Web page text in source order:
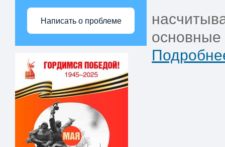
Написать о проблеме
основные